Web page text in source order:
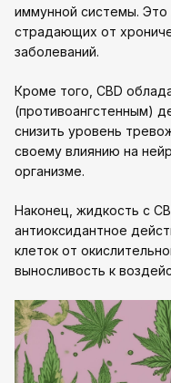
иммунной системы.
страдающих от
заболеваний.
Кроме того, CBD
(противоангстенным)
снизить уровень
своему влиянию на
организме.
Наконец, жидкость с
антиоксидантное
клеток от
выносливость к